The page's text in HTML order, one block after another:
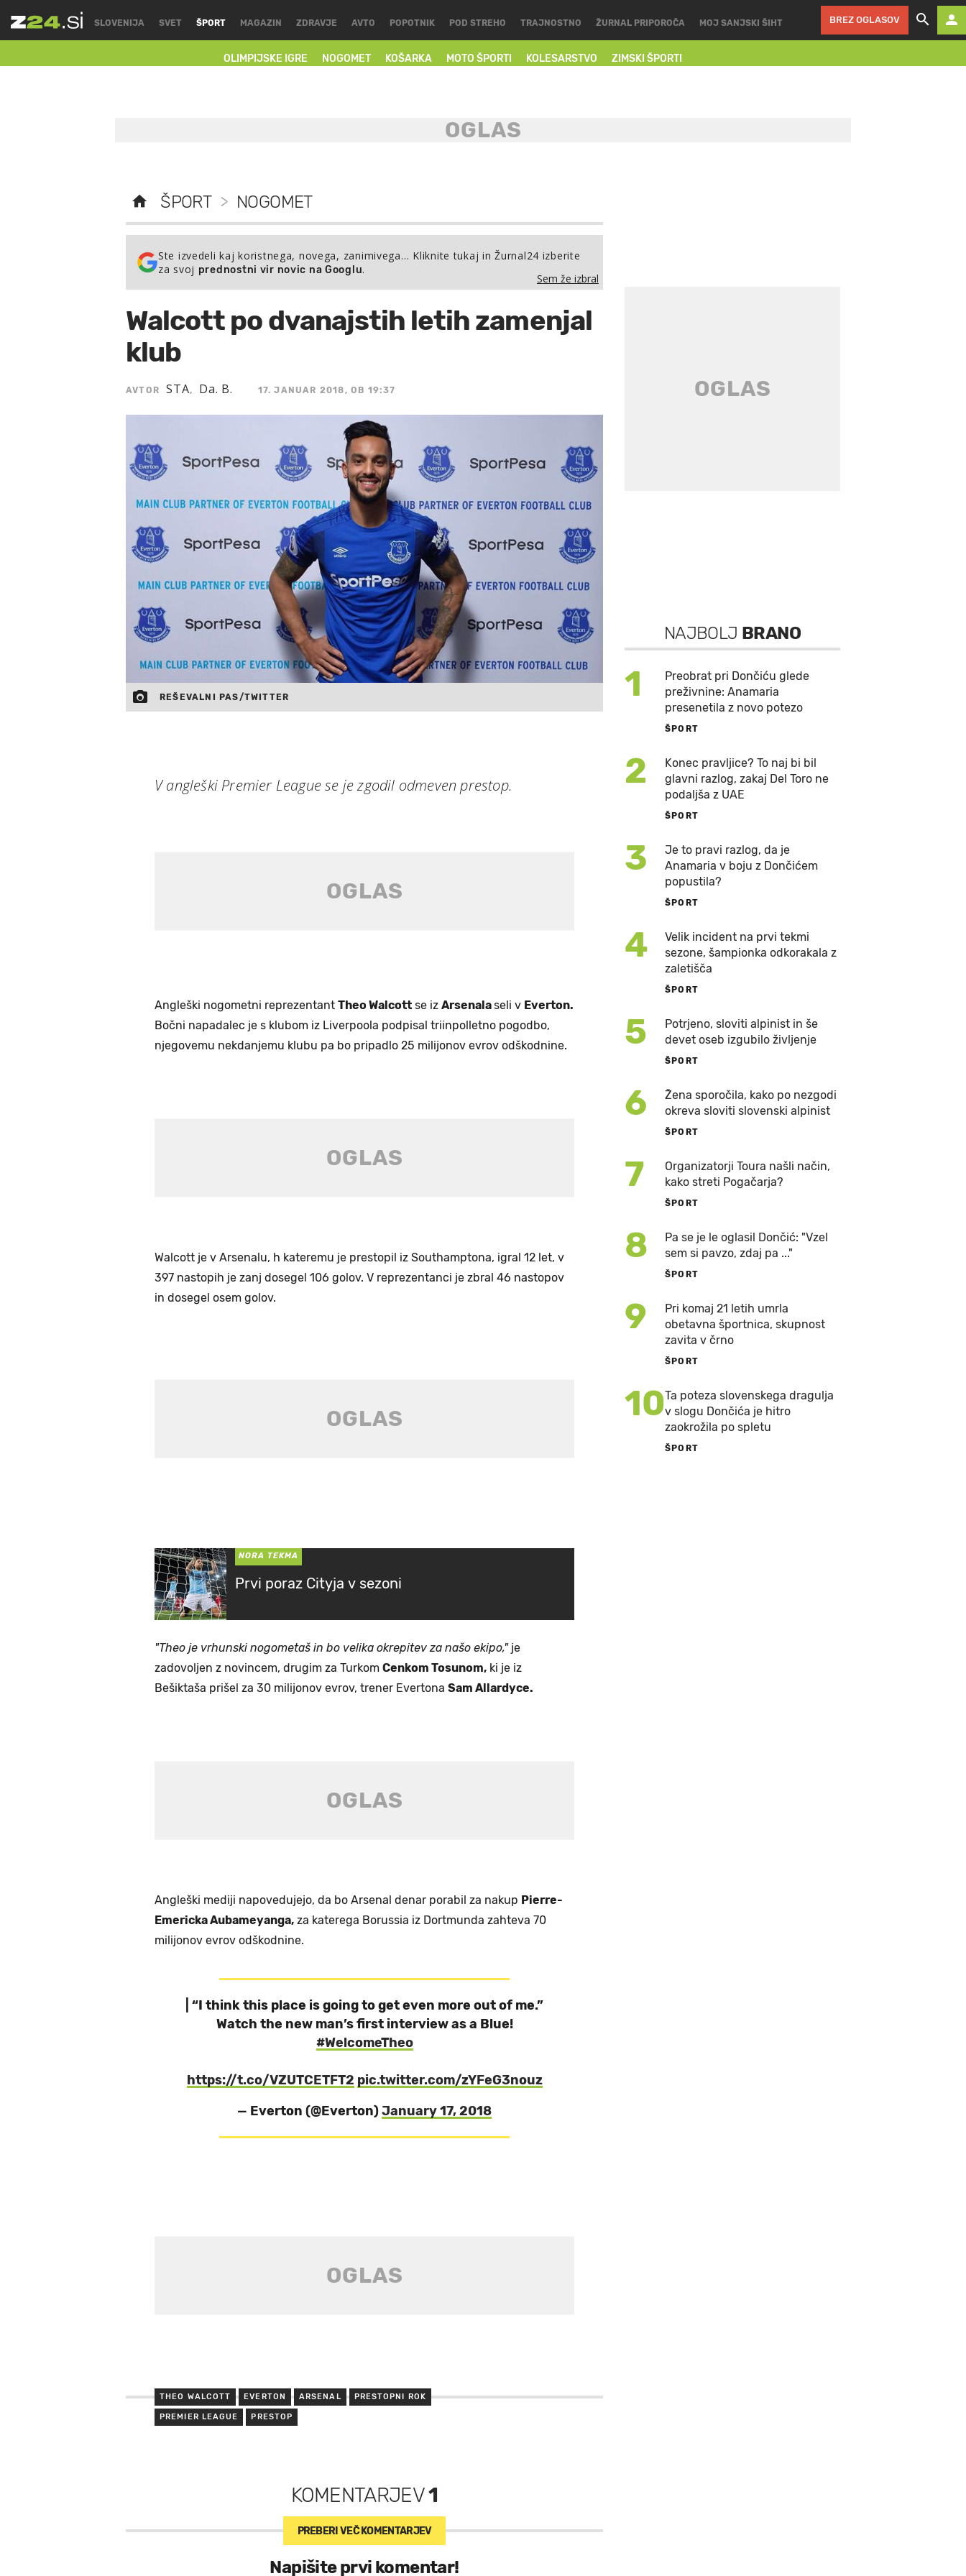
SLOVENIJA SVET ŠPORT
OLIMPIJSKE IGRE NOGOMET KOŠARKA MOTO ŠPORTI KOLESARSTVO ZIMSKI ŠPORTI
MAGAZIN ZDRAVJE AVTO POPOTNIK POD STREHO TRAJNOSTNO ŽURNAL PRIPOROČA MOJ SANJSKI ŠIHT BREZ OGLASOV
ŠPORT > NOGOMET
Ste izvedeli kaj koristnega, novega, zanimivega… Kliknite tukaj in Žurnal24 izberite
za svoj prednostni vir novic na Googlu.
Sem že izbral
Walcott po dvanajstih letih zamenjal
klub
AVTOR STA, Da. B. 17. JANUAR 2018, OB 19:37
REŠEVALNI PAS/TWITTER
V angleški Premier League se je zgodil odmeven prestop.
Angleški nogometni reprezentant Theo Walcott se iz Arsenalaseli v Everton.
Bočni napadalec je s klubom iz Liverpoola podpisal triinpolletno pogodbo,
njegovemu nekdanjemu klubu pa bo pripadlo 25 milijonov evrov odškodnine.
Walcott je v Arsenalu, h kateremu je prestopil iz Southamptona, igral 12 let, v
397 nastopih je zanj dosegel 106 golov. V reprezentanci je zbral 46 nastopov
in dosegel osem golov.
NORA TEKMA
Prvi poraz Cityja v sezoni
"Theo je vrhunski nogometaš in bo velika okrepitev za našo ekipo,"je
zadovoljen z novincem, drugim za Turkom Cenkom Tosunom, ki je iz
Bešiktaša prišel za 30 milijonov evrov, trener Evertona Sam Allardyce.
Angleški mediji napovedujejo, da bo Arsenal denar porabil za nakup Pierre-
Emericka Aubameyanga, za katerega Borussia iz Dortmunda zahteva 70
milijonov evrov odškodnine.
| “I think this place is going to get even more out of me.”
Watch the new man’s first interview as a Blue!
#WelcomeTheo
https://t.co/VZUTCETFT2 pic.twitter.com/zYFeG3nouz
— Everton (@Everton)January 17, 2018
THEO WALCOTT EVERTON ARSENAL PRESTOPNI ROK
PREMIER LEAGUE PRESTOP
KOMENTARJEV1
PREBERI VEČ KOMENTARJEV
Napišite prvi komentar!
NAJBOLJ BRANO
1
Preobrat pri Dončiću glede
preživnine: Anamaria
presenetila z novo potezo
ŠPORT
2
Konec pravljice? To naj bi bil
glavni razlog, zakaj Del Toro ne
podaljša z UAE
ŠPORT
3
Je to pravi razlog, da je
Anamaria v boju z Dončićem
popustila?
ŠPORT
4
Velik incident na prvi tekmi
sezone, šampionka odkorakala z
zaletišča
ŠPORT
5
Potrjeno, sloviti alpinist in še
devet oseb izgubilo življenje
ŠPORT
6
Žena sporočila, kako po nezgodi
okreva sloviti slovenski alpinist
ŠPORT
7
Organizatorji Toura našli način,
kako streti Pogačarja?
ŠPORT
8
Pa se je le oglasil Dončić: "Vzel
sem si pavzo, zdaj pa ..."
ŠPORT
9
Pri komaj 21 letih umrla
obetavna športnica, skupnost
zavita v črno
ŠPORT
10Ta poteza slovenskega dragulja
v slogu Dončića je hitro
zaokrožila po spletu
ŠPORT